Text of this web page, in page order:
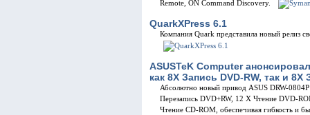
Remote, ON Command Discovery.
QuarkXPress 6.1
Компания Quark представила новый релиз
ASUSTeK Computer
как 8X Запись DVD-RW, так и 8X
Абсолютно новый привод ASUS DRW-
Перезапись DVD+RW, 12 X Чтение DVD-
Чтение CD-ROM, обеспечивая гибкость и